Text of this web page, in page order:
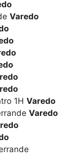
Varedo
1H Varedo
Varedo